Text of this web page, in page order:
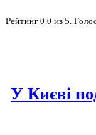
Рейтинг 0.0 из 5.
У Києві